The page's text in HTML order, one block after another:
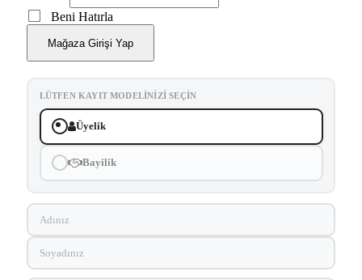
Beni Hatırla
Mağaza Girişi Yap
LÜTFEN KAYIT MODELINIZI SEÇIN
Üyelik
Bayilik